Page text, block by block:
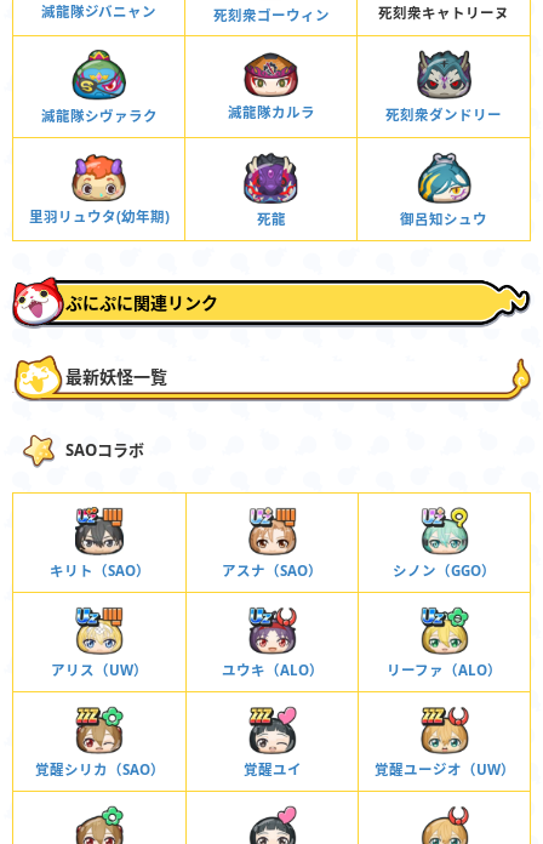
滅龍隊ジバニャン 死刻衆ゴーウィン 死刻衆キャトリーヌ
滅龍隊シヴァラク 滅龍隊カルラ 死刻衆ダンドリー
里羽リュウタ(幼年期) 死龍 御呂知シュウ
ぷにぷに関連リンク
最新妖怪一覧
SAOコラボ
キリト（SAO） アスナ（SAO） シノン（GGO）
アリス（UW） ユウキ（ALO） リーファ（ALO）
覚醒シリカ（SAO） 覚醒ユイ 覚醒ユージオ（UW）